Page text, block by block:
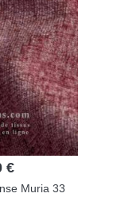
€
Muria 33